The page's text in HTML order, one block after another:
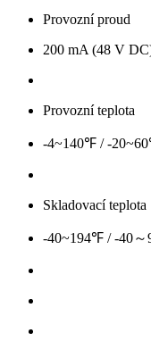
Provozní proud
200 mA (48 V
Provozní teplota
-4~140℉ / -
Skladovací teplota
-40~194℉ / -40